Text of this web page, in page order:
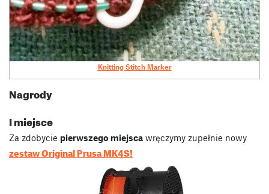
Knitting Stitch Marker
Nagrody
I miejsce
Za zdobycie pierwszego miejsca wręczymy zupełnie nowy
zestaw Original Prusa MK4S!